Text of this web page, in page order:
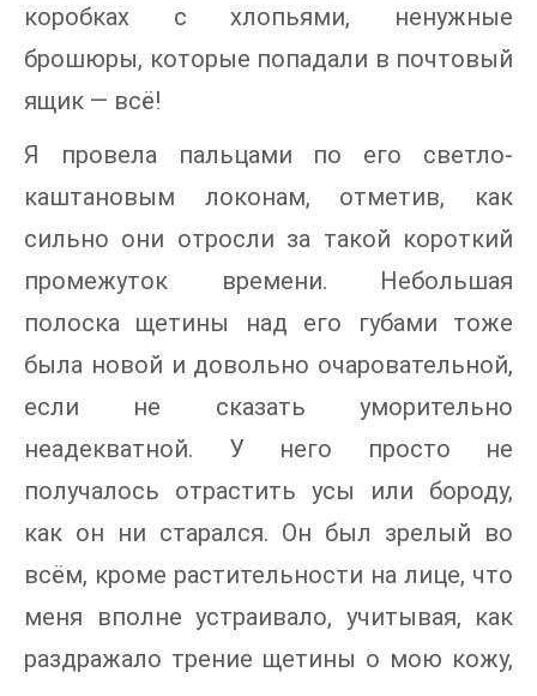
коробках с хлопьями, ненужные
брошюры, которые попадали в почтовый
ящик — всё!
Я провела пальцами по его светло-
каштановым локонам, отметив, как
сильно они отросли за такой короткий
промежуток времени. Небольшая
полоска щетины над его губами тоже
была новой и довольно очаровательной,
если не сказать уморительно
неадекватной. У него просто не
получалось отрастить усы или бороду,
как он ни старался. Он был зрелый во
всём, кроме растительности на лице, что
меня вполне устраивало, учитывая, как
раздражало трение щетины о мою кожу,